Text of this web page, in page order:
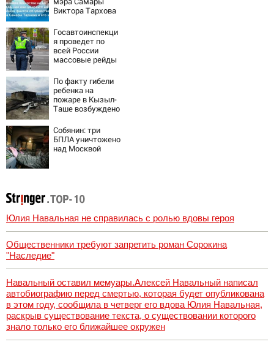
семьи
Виктора Тархова
шокирующих
фактов, новые
подробности
Госавтоинспекци
я проведет по
всей России
массовые рейды
По факту гибели
ребенка на
пожаре в Кызыл-
Таше возбуждено
Собянин: три
БПЛА уничтожено
над Москвой
Юлия Навальная не справилась с ролью вдовы героя
Общественники требуют запретить роман Сорокина
"Наследие"
Навальный оставил мемуары.Алексей Навальный написал
автобиографию перед смертью, которая будет опубликована
в этом году, сообщила в четверг его вдова Юлия Навальная,
раскрыв существование текста, о существовании которого
знало только его ближайшее окружен